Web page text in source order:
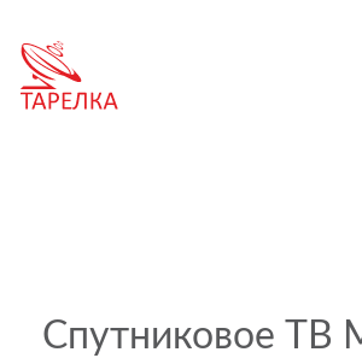
Спутниковое ТВ